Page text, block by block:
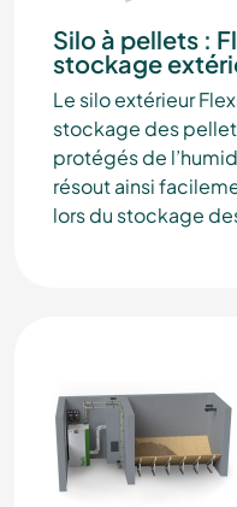
Silo à pellets :
stockage
Le silo extérieur
stockage des
protégés de
résout ainsi
lors du stockage